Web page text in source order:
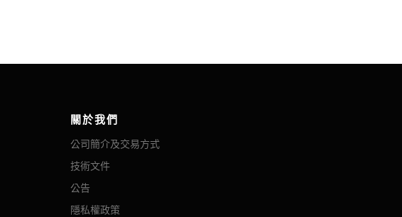
關於我們
公司簡介及交易方式
技術文件
公告
隱私權政策